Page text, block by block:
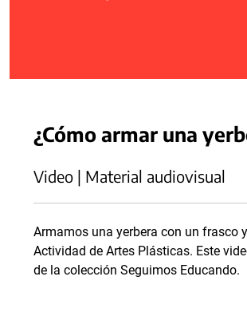
¿Cómo armar una
Video | Material audiovisual
Armamos una yerbera con un frasco
Actividad de Artes Plásticas. Este
de la colección Seguimos Educando.